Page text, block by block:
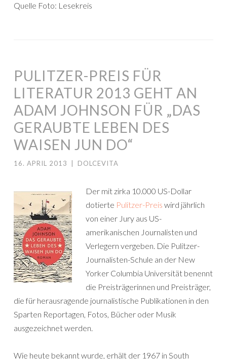
Quelle Foto: Lesekreis
PULITZER-PREIS FÜR
LITERATUR 2013 GEHT AN
ADAM JOHNSON FÜR „DAS
GERAUBTE LEBEN DES
WAISEN JUN DO“
16. APRIL 2013 DOLCEVITA
Der mit zirka 10.000 US-Dollar
dotierte Pulitzer-Preis wird jährlich
von einer Jury aus US-
amerikanischen Journalisten und
Verlegern vergeben. Die Pulitzer-
Journalisten-Schule an der New
Yorker Columbia Universität benennt
die Preisträgerinnen und Preisträger,
die für herausragende journalistische Publikationen in den
Sparten Reportagen, Fotos, Bücher oder Musik
ausgezeichnet werden.
Wie heute bekannt wurde, erhält der 1967 in South